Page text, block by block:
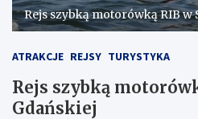
Rejs szybką motorówką RIB w
ATRAKCJE REJSY TURYSTYKA
Rejs szybką
Gdańskiej